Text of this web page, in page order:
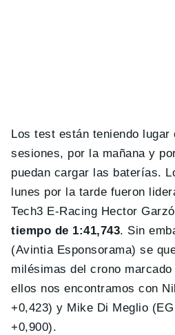
Los test están teniendo lugar
sesiones, por la mañana y
puedan cargar las baterías.
lunes por la tarde fueron
Tech3 E-Racing Hector
tiempo de 1:41,743. Sin
(Avintia Esponsorama) se
milésimas del crono
ellos nos encontramos con
+0,423) y Mike Di Meglio
+0,900).